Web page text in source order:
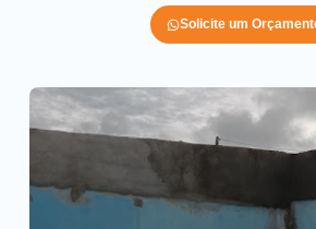
Solicite um